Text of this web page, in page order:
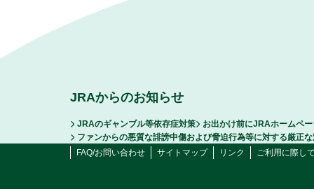
JRAからのお知らせ
JRAのギャンブル等依存症対策
お出かけ前にJRAホームペ
ファンからの悪質な誹謗中傷および脅迫行為等に対する厳正
FAQ/お問い合わせ
サイトマップ リンク ご利用に際し